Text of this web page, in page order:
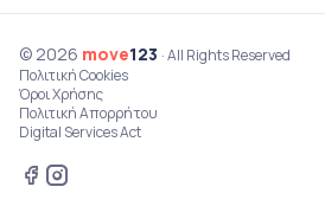
© 2026 move123 · All Rights Reserved
Πολιτική Cookies
Όροι Χρήσης
Πολιτική Απορρήτου
Digital Services Act